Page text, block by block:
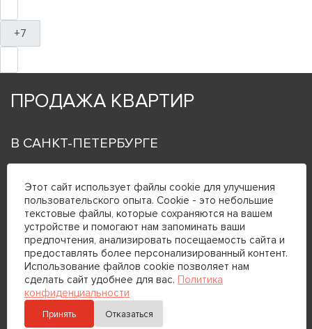
+7
ПРОДАЖА КВАРТИР
В САНКТ-ПЕТЕРБУРГЕ
Однокомнатные
Двухкомнатные
Трехкомнатные
Четырехкомнатные и более
У МЕТРО
Автово
Этот сайт использует файлы cookie для улучшения
пользовательского опыта. Cookie - это небольшие
текстовые файлы, которые сохраняются на вашем
устройстве и помогают нам запоминать ваши
предпочтения, анализировать посещаемость сайта и
предоставлять более персонализированный контент.
Использование файлов cookie позволяет нам
сделать сайт удобнее для вас. Политика
конфиденциальности
Принять Отказаться